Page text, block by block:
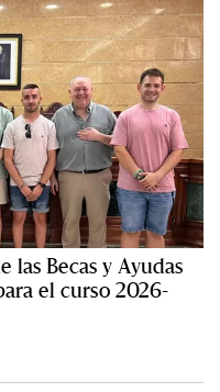
las Becas y Ayudas
el curso 2026-